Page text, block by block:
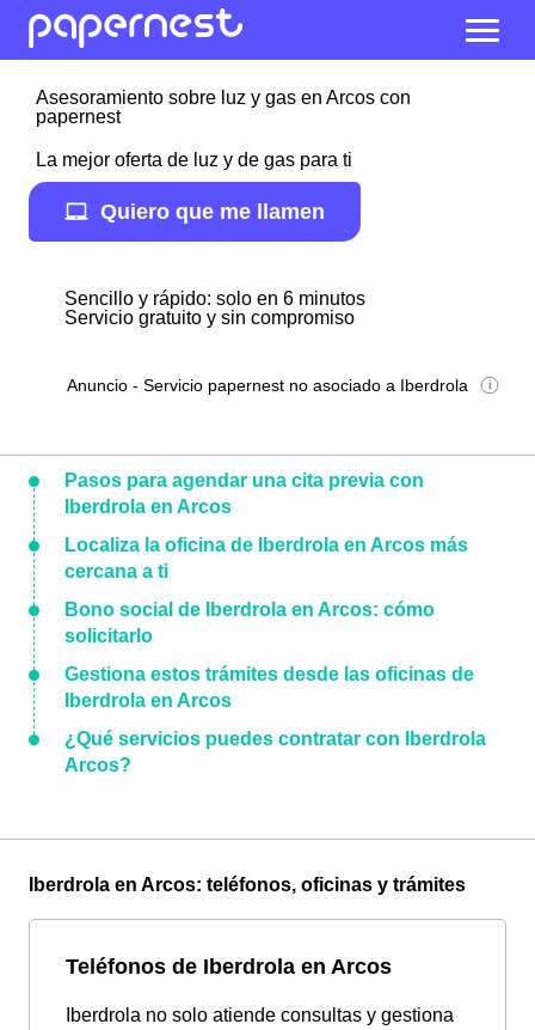
Asesoramiento sobre luz y gas en Arcos con
papernest
La mejor oferta de luz y de gas para ti
Quiero que me llamen
Sencillo y rápido: solo en 6 minutos
Servicio gratuito y sin compromiso
Anuncio - Servicio papernest no asociado a Iberdrola
Pasos para agendar una cita previa con
Iberdrola en Arcos
Localiza la oficina de Iberdrola en Arcos más
cercana a ti
Bono social de Iberdrola en Arcos: cómo
solicitarlo
Gestiona estos trámites desde las oficinas de
Iberdrola en Arcos
¿Qué servicios puedes contratar con Iberdrola
Arcos?
Iberdrola en Arcos: teléfonos, oficinas y trámites
Teléfonos de Iberdrola en Arcos
Iberdrola no solo atiende consultas y gestiona